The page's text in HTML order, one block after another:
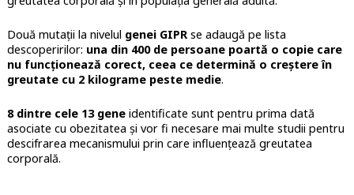
Două mutații la nivelul genei GIPRse adaugă pe lista
descoperirilor: una din 400 de persoane poartă o copie care
nu funcționează corect, ceea ce determină o creștere în
greutate cu 2 kilograme peste medie.
8 dintre cele 13 geneidentificate sunt pentru prima dată
asociate cu obezitatea și vor fi necesare mai multe studii pentru
descifrarea mecanismului prin care influențează greutatea
corporală.